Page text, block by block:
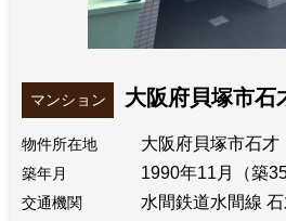
マンション 大阪府貝塚市石
物件所在地 大阪府貝塚市石才
築年月 1990年11月（築35
交通機関 水間鉄道水間線